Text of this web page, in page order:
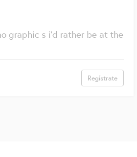
graphic s i'd rather be at the
Regístrate